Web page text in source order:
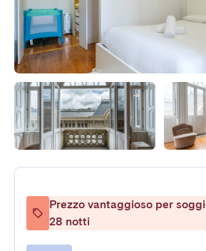
Prezzo vantaggioso per
28 notti